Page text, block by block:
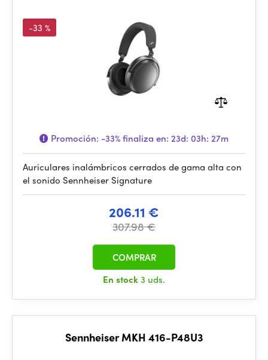
-33 %
Promoción: -33%finaliza en: 23d: 03h: 27m
Auriculares inalámbricos cerrados de gama alta con
el sonido Sennheiser Signature
206.11 €
307.98 €
En stock3 uds.
COMPRAR
Sennheiser MKH 416-P48U3